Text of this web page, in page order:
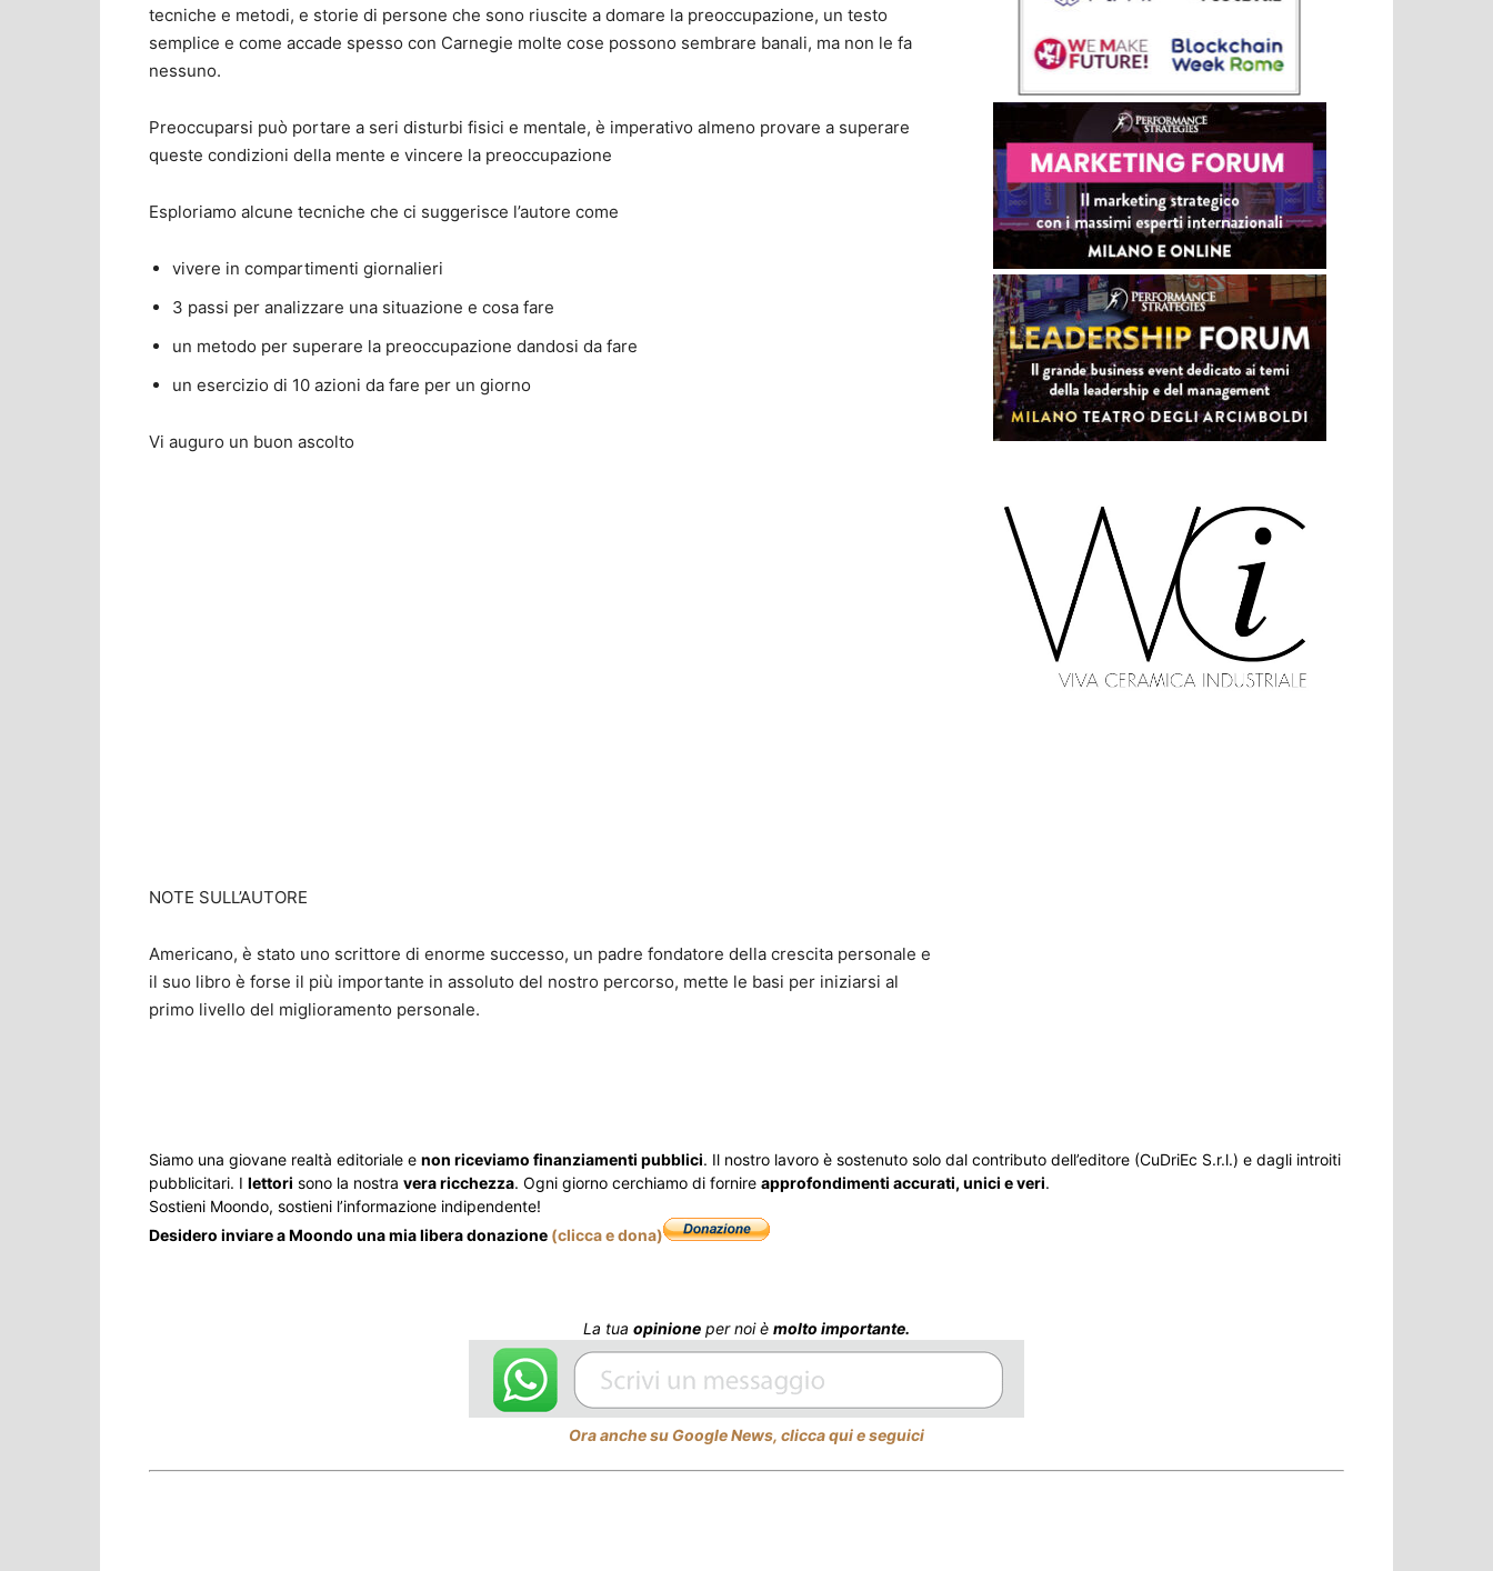
tecniche e metodi, e storie di persone che sono riuscite a domare la preoccupazione, un testo
semplice e come accade spesso con Carnegie molte cose possono sembrare banali, ma non le fa
nessuno.
Preoccuparsi può portare a seri disturbi fisici e mentale, è imperativo almeno provare a superare
queste condizioni della mente e vincere la preoccupazione
Esploriamo alcune tecniche che ci suggerisce l’autore come
vivere in compartimenti giornalieri
3 passi per analizzare una situazione e cosa fare
un metodo per superare la preoccupazione dandosi da fare
un esercizio di 10 azioni da fare per un giorno
Vi auguro un buon ascolto
NOTE SULL’AUTORE
Americano, è stato uno scrittore di enorme successo, un padre fondatore della crescita personale e
il suo libro è forse il più importante in assoluto del nostro percorso, mette le basi per iniziarsi al
primo livello del miglioramento personale.
Siamo una giovane realtà editoriale e non riceviamo finanziamenti pubblici. Il nostro lavoro è sostenuto solo dal contributo dell’editore (CuDriEc S.r.l.) e dagli introiti
pubblicitari. I lettori sono la nostra vera ricchezza. Ogni giorno cerchiamo di fornire approfondimenti accurati, unici e veri.
Sostieni Moondo, sostieni l’informazione indipendente!
Desidero inviare a Moondo una mia libera donazione (clicca e dona)
La tua opinione per noi è molto importante.
Ora anche su Google News, clicca qui e seguici